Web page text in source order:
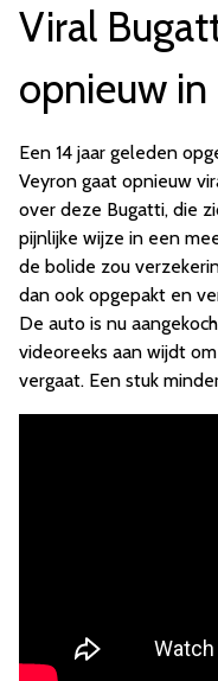
Viral
opnieuw
Een 14 jaar geleden
Veyron gaat opnieuw
over deze Bugatti, die
pijnlijke wijze in een
de bolide zou
dan ook opgepakt en
De auto is nu
videoreeks aan wijdt
vergaat. Een stuk